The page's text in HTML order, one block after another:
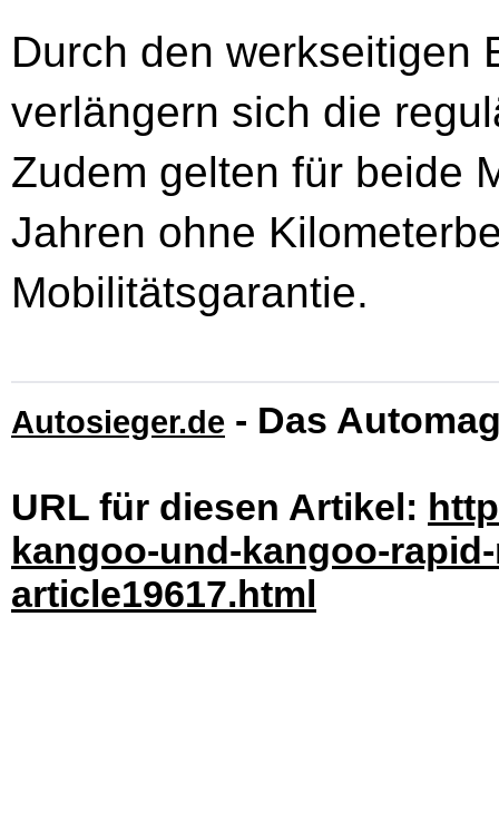
Durch den werkseitigen
verlängern sich die
Zudem gelten für beide
Jahren ohne
Mobilitätsgarantie.
Autosieger.de - Das
URL für diesen Artikel:
kangoo-und-kangoo-
article19617.html